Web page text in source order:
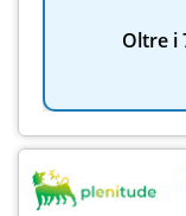
Oltre i